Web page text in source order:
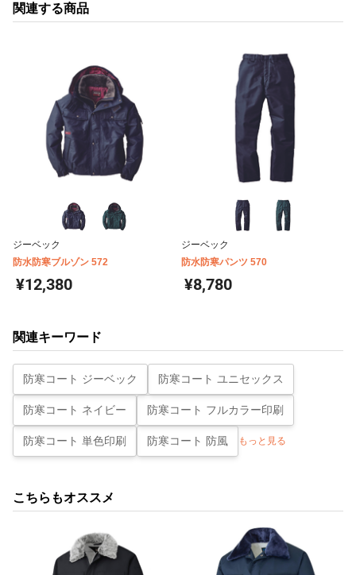
関連する商品
ジーベック
防水防寒ブルゾン 572
¥12,380
ジーベック
防水防寒パンツ 570
¥8,780
関連キーワード
防寒コート ジーベック 防寒コート ユニセックス
防寒コート ネイビー 防寒コート フルカラー印刷
防寒コート 単色印刷 防寒コート 防風 もっと見る
こちらもオススメ